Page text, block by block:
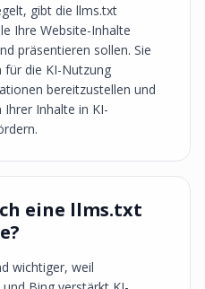
gibt die llms.txt
Ihre Website-Inhalte
präsentieren sollen. Sie
für die KI-Nutzung
bereitzustellen und
Inhalte in KI-
eine llms.txt
wichtiger, weil